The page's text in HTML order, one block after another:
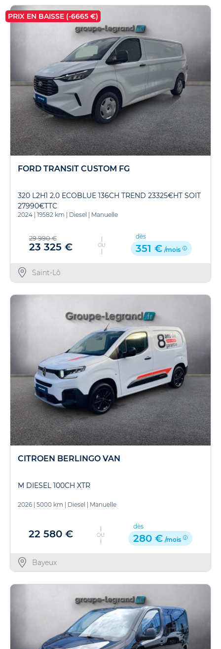
PRIX EN BAISSE (-6665 €)
FORD TRANSIT CUSTOM FG
320 L2H1 2.0 ECOBLUE 136CH TREND 23325€HT SOIT
27990€TTC
2024 19582 km Diesel Manuelle
29 990 €
23 325 € OU
dès
351 € /mois
Saint-Lô
CITROEN BERLINGO VAN
M DIESEL 100CH XTR
2026 | 5000 km | Diesel | Manuelle
22 580 € OU
dès
280 € /mois
Bayeux